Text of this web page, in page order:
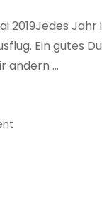
2019Jedes
Ein gutes
andern …